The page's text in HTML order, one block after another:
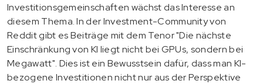
Investitionsgemeinschaften wächst das Interesse an
diesem Thema. In der Investment-Community von
Reddit gibt es Beiträge mit dem Tenor "Die nächste
Einschränkung von KI liegt nicht bei GPUs, sondern bei
Megawatt". Dies ist ein Bewusstsein dafür, dass man KI-
bezogene Investitionen nicht nur aus der Perspektive